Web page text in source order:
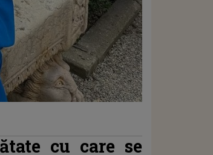
cu care se